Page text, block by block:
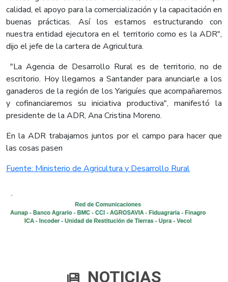
calidad, el apoyo para la comercialización y la capacitación en
buenas prácticas. Así los estamos estructurando con
nuestra entidad ejecutora en el territorio como es la ADR",
dijo el jefe de la cartera de Agricultura.
"La Agencia de Desarrollo Rural es de territorio, no de
escritorio. Hoy llegamos a Santander para anunciarle a los
ganaderos de la región de los Yariguíes que acompañaremos
y cofinanciaremos su iniciativa productiva", manifestó la
presidente de la ADR, Ana Cristina Moreno.
En la ADR trabajamos juntos por el campo para hacer que
las cosas pasen
Fuente: Ministerio de Agricultura y Desarrollo Rural
NOTICIAS